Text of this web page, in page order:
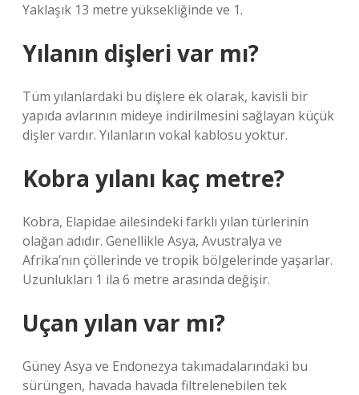
Yaklaşık 13 metre yüksekliğinde ve 1.
Yılanın dişleri var mı?
Tüm yılanlardaki bu dişlere ek olarak, kavisli bir
yapıda avlarının mideye indirilmesini sağlayan küçük
dişler vardır. Yılanların vokal kablosu yoktur.
Kobra yılanı kaç metre?
Kobra, Elapidae ailesindeki farklı yılan türlerinin
olağan adıdır. Genellikle Asya, Avustralya ve
Afrika’nın çöllerinde ve tropik bölgelerinde yaşarlar.
Uzunlukları 1 ila 6 metre arasında değişir.
Uçan yılan var mı?
Güney Asya ve Endonezya takımadalarındaki bu
sürüngen, havada havada filtrelenebilen tek